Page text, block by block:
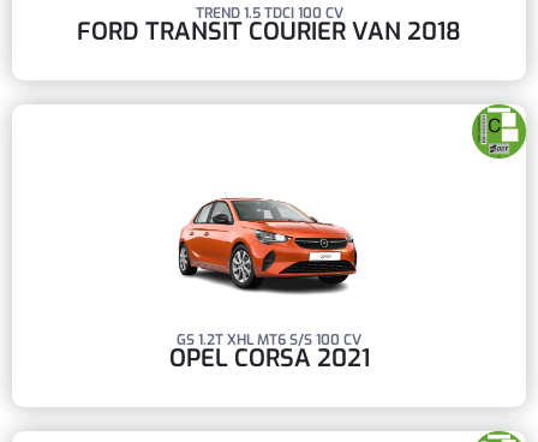
TREND 1.5 TDCI 100 CV
FORD TRANSIT COURIER VAN 2018
GS 1.2T XHL MT6 S/S 100 CV
OPEL CORSA 2021